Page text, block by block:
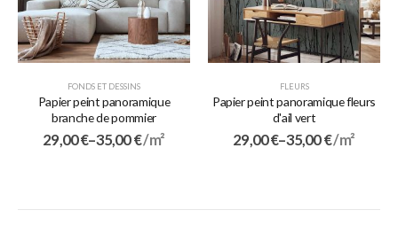
FONDS ET DESSINS
Papier peint panoramique
branche de pommier
29,00€–35,00€/ m²
FLEURS
Papier peint panoramique fleurs
d'ail vert
29,00€–35,00€/ m²